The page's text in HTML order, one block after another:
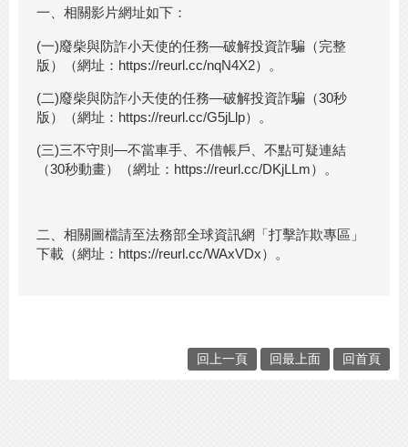
一、相關影片網址如下：
(一)廢柴與防詐小天使的任務—破解投資詐騙（完整
版）（網址：https://reurl.cc/nqN4X2）。
(二)廢柴與防詐小天使的任務—破解投資詐騙（30秒
版）（網址：https://reurl.cc/G5jLlp）。
(三)三不守則—不當車手、不借帳戶、不點可疑連結
（30秒動畫）（網址：https://reurl.cc/DKjLLm）。
二、相關圖檔請至法務部全球資訊網「打擊詐欺專區」
下載（網址：https://reurl.cc/WAxVDx）。
回上一頁 回最上面 回首頁